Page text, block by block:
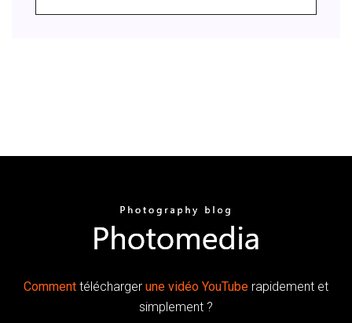
Comment télécharger une vidéo YouTube rapidement et
simplement ?